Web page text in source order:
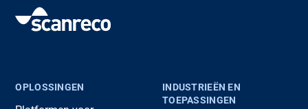
OPLOSSINGEN
INDUSTRIEËN EN
TOEPASSINGEN